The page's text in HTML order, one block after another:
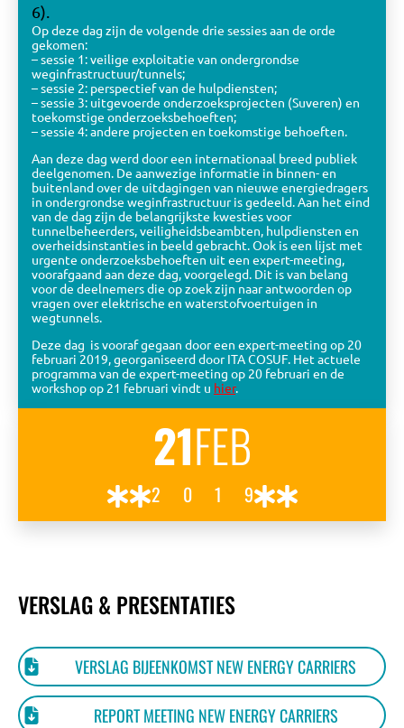
OVER
BIJEENKOMSTEN
KENNISBANK
VRAGEN
6).
Op deze dag zijn de volgende drie sessies aan de orde
gekomen:
– sessie 1: veilige exploitatie van ondergrondse
weginfrastructuur/tunnels;
– sessie 2: perspectief van de hulpdiensten;
– sessie 3: uitgevoerde onderzoeksprojecten (Suveren) en
toekomstige onderzoeksbehoeften;
– sessie 4: andere projecten en toekomstige behoeften.
Aan deze dag werd door een internationaal breed publiek
deelgenomen. De aanwezige informatie in binnen- en
buitenland over de uitdagingen van nieuwe energiedragers
in ondergrondse weginfrastructuur is gedeeld. Aan het eind
van de dag zijn de belangrijkste kwesties voor
tunnelbeheerders, veiligheidsbeambten, hulpdiensten en
overheidsinstanties in beeld gebracht. Ook is een lijst met
urgente onderzoeksbehoeften uit een expert-meeting,
voorafgaand aan deze dag, voorgelegd. Dit is van belang
voor de deelnemers die op zoek zijn naar antwoorden op
vragen over elektrische en waterstofvoertuigen in
wegtunnels.
Deze dag is vooraf gegaan door een expert-meeting op 20
februari 2019, georganiseerd door ITA COSUF. Het actuele
programma van de expert-meeting op 20 februari en de
workshop op 21 februari vindt u hier.
21FEB
2019
VERSLAG & PRESENTATIES
VERSLAG BIJEENKOMST NEW ENERGY CARRIERS
REPORT MEETING NEW ENERGY CARRIERS